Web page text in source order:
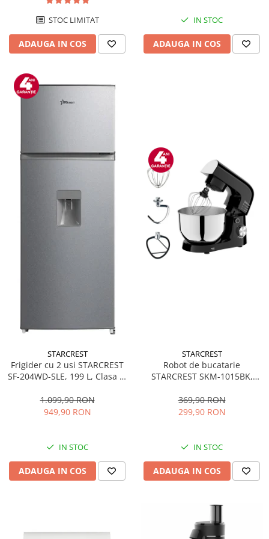
STOC LIMITAT
ADAUGA IN COS
IN STOC
ADAUGA IN COS
STARCREST
Frigider cu 2 usi STARCREST
SF-204WD-SLE, 199 L, Clasa E,
Termostat Ajustabil, Usi
reversibile, H 143 cm, Argintiu
1.099,90 RON
949,90 RON
IN STOC
ADAUGA IN COS
STARCREST
Robot de bucatarie
STARCREST SKM-1015BK,
Accesorii, 10 Viteze + Pulse,
Negru
369,90 RON
299,90 RON
IN STOC
ADAUGA IN COS